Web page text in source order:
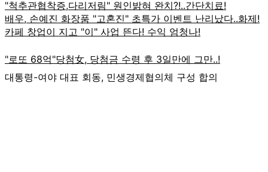
대통령-여야 대표 회동, 민생경제협의체 구성 합의